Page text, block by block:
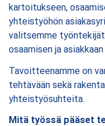
kartoitukseen,
yhteistyöhön
valitsemme
osaamisen ja
Tavoitteenamme on
tehtävään sekä
yhteistyösuhteita.
Mitä työssä pääset